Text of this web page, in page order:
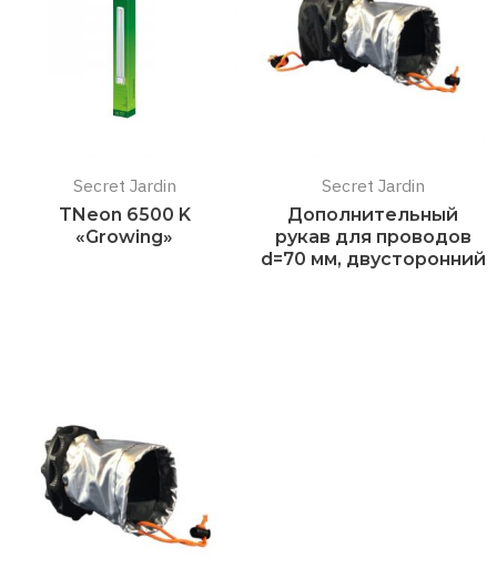
Secret Jardin
TNeon 6500 K
«Growing»
Secret Jardin
Дополнительный
рукав для проводов
d=70 мм, двусторонний